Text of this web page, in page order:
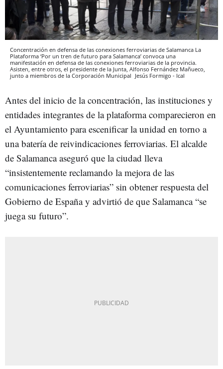
Concentración en defensa de las conexiones ferroviarias de Salamanca La
Plataforma ‘Por un tren de futuro para Salamanca’ convoca una
manifestación en defensa de las conexiones ferroviarias de la provincia.
Asisten, entre otros, el presidente de la Junta, Alfonso Fernández Mañueco,
junto a miembros de la Corporación Municipal Jesús Formigo - Ical
Antes del inicio de la concentración, las instituciones y
entidades integrantes de la plataforma comparecieron en
el Ayuntamiento para escenificar la unidad en torno a
una batería de reivindicaciones ferroviarias. El alcalde
de Salamanca aseguró que la ciudad lleva
“insistentemente reclamando la mejora de las
comunicaciones ferroviarias” sin obtener respuesta del
Gobierno de España y advirtió de que Salamanca “se
juega su futuro”.